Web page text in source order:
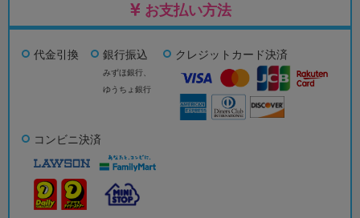
お支払い方法
代金引換 銀行振込
みずほ銀行、
ゆうちょ銀行
クレジットカード決済
コンビニ決済